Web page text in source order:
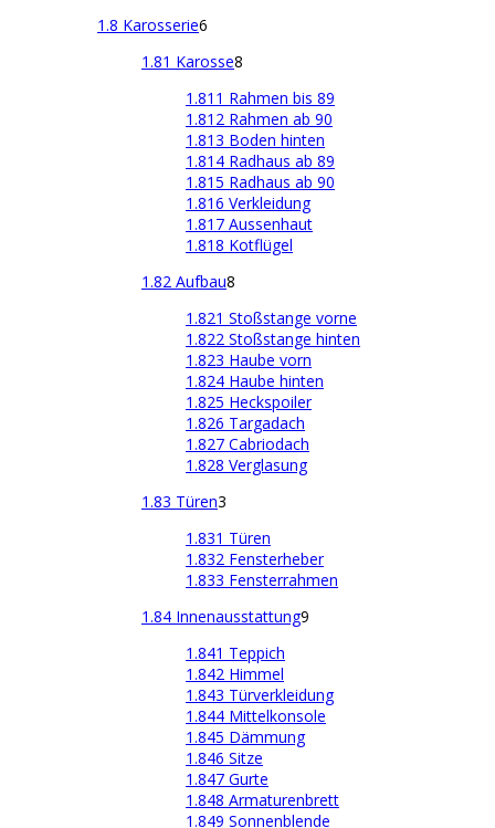
1.8 Karosserie6
1.81 Karosse8
1.811 Rahmen bis 89
1.812 Rahmen ab 90
1.813 Boden hinten
1.814 Radhaus ab 89
1.815 Radhaus ab 90
1.816 Verkleidung
1.817 Aussenhaut
1.818 Kotflügel
1.82 Aufbau8
1.821 Stoßstange vorne
1.822 Stoßstange hinten
1.823 Haube vorn
1.824 Haube hinten
1.825 Heckspoiler
1.826 Targadach
1.827 Cabriodach
1.828 Verglasung
1.83 Türen3
1.831 Türen
1.832 Fensterheber
1.833 Fensterrahmen
1.84 Innenausstattung9
1.841 Teppich
1.842 Himmel
1.843 Türverkleidung
1.844 Mittelkonsole
1.845 Dämmung
1.846 Sitze
1.847 Gurte
1.848 Armaturenbrett
1.849 Sonnenblende